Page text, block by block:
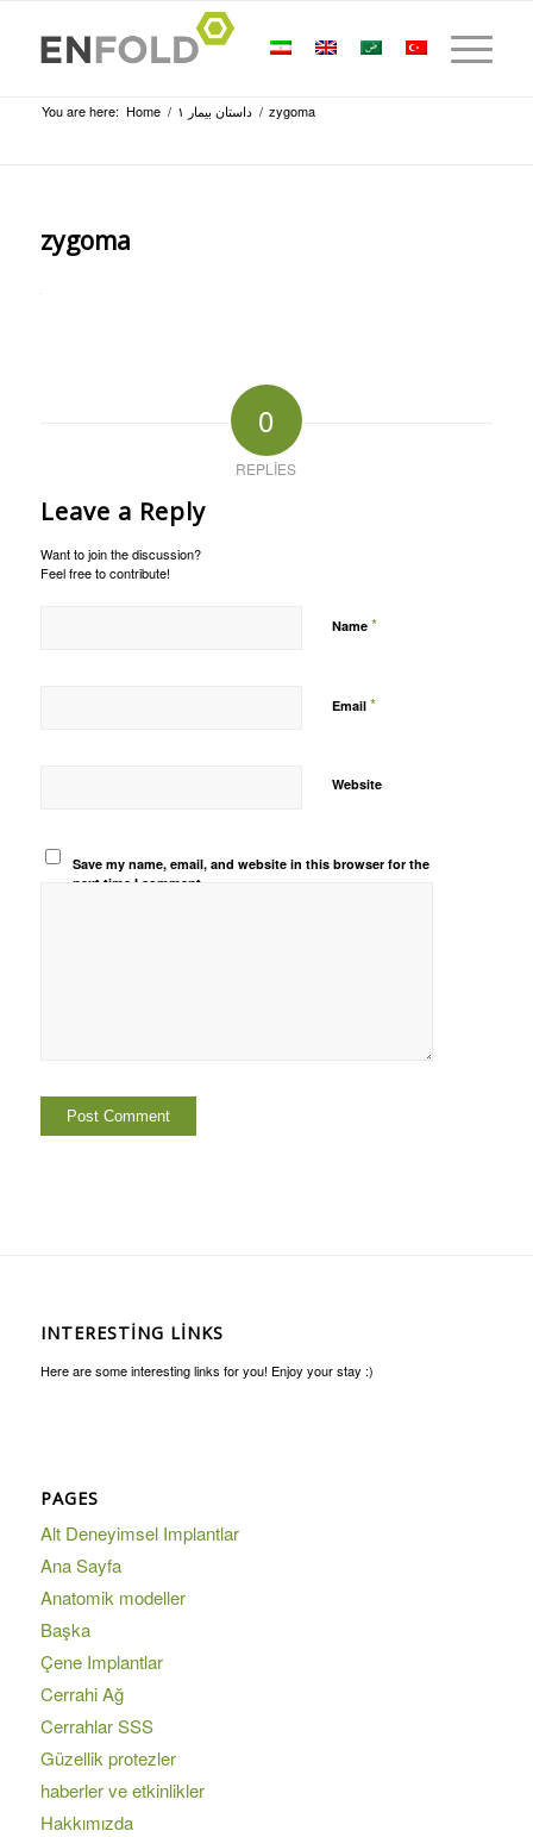
You are here: Home / داستان بیمار ۱ / zygoma
zygoma
0
REPLIES
Leave a Reply
Want to join the discussion?
Feel free to contribute!
Name *
Email *
Website
Save my name, email, and website in this browser for the
next time I comment.
INTERESTING LINKS
Here are some interesting links for you! Enjoy your stay :)
PAGES
Alt Deneyimsel Implantlar
Ana Sayfa
Anatomik modeller
Başka
Çene Implantlar
Cerrahi Ağ
Cerrahlar SSS
Güzellik protezler
haberler ve etkinlikler
Hakkımızda